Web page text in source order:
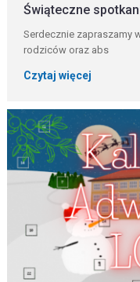
Świąteczne
Serdecznie zapraszamy
rodziców oraz abs
Czytaj więcej